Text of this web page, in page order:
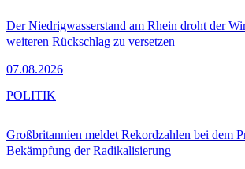
Der Niedrigwasserstand am Rhein droht der
weiteren Rückschlag zu versetzen
07.08.2026
Großbritannien meldet Rekordzahlen bei dem
Bekämpfung der Radikalisierung
POLITIK